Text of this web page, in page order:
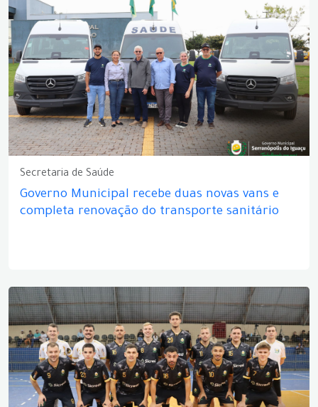
Secretaria de Saúde
Governo Municipal recebe duas novas vans e
completa renovação do transporte sanitário